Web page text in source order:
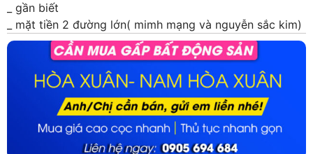
_ gần biết
_ mặt tiền 2 đường lớn( mimh mạng và nguyễn sắc kim)